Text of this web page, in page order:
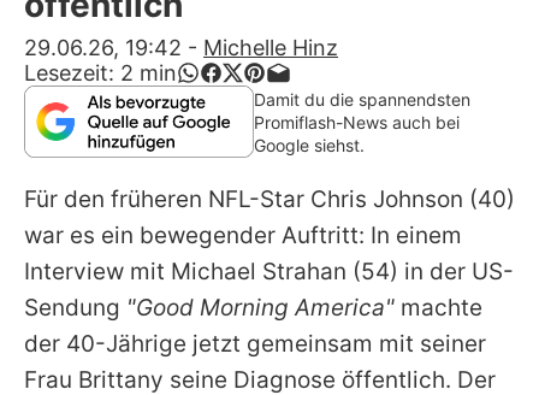
Lifestyle
Familie & Liebe
Promiflash Exklusiv
Alle Themen auf Promiflash
Jobs
App runterladen
Team
29.06.26, 19:42 - Michelle Hinz
Lesezeit: 2 min
Damit du die spannendsten
Promiflash-News auch bei
Google siehst.
Für den früheren NFL-Star Chris Johnson (40)
war es ein bewegender Auftritt: In einem
Interview mit Michael Strahan (54) in der US-
Sendung "Good Morning America" machte
der 40-Jährige jetzt gemeinsam mit seiner
Frau Brittany seine Diagnose öffentlich. Der